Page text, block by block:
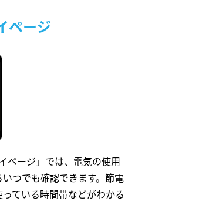
ページ
ページ」では、電気の使用
つでも確認できます。節電
ている時間帯などがわかる